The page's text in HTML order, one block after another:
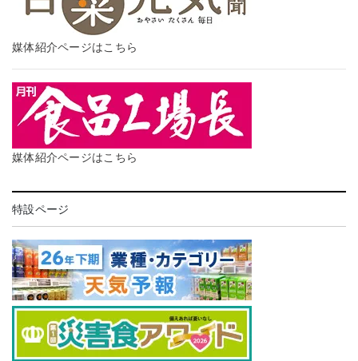
媒体紹介ページはこちら
媒体紹介ページはこちら
特設ページ